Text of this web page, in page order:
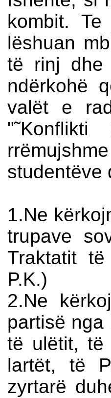
kombit.
lëshuan
të rinj dhe
ndërkohë
valët e
studentëve
1.Ne
trupave
Traktatit
P.K.)
2.Ne
partisë
të ulëtit, të
lartët, të
zyrtarë